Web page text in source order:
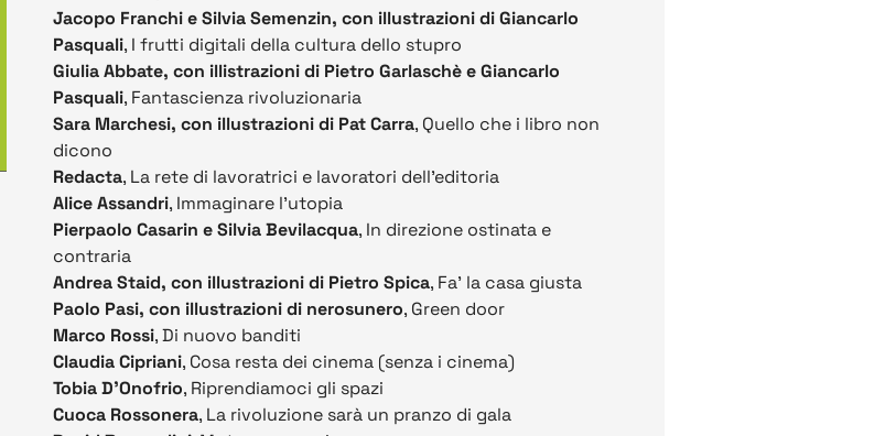
Jacopo Franchi e Silvia Semenzin, con illustrazioni di Giancarlo
Pasquali, I frutti digitali della cultura dello stupro
Giulia Abbate, con illistrazioni di Pietro Garlaschè e Giancarlo
Pasquali, Fantascienza rivoluzionaria
Sara Marchesi, con illustrazioni di Pat Carra, Quello che i libro non
dicono
Redacta, La rete di lavoratrici e lavoratori dell'editoria
Alice Assandri, Immaginare l'utopia
Pierpaolo Casarin e Silvia Bevilacqua, In direzione ostinata e
contraria
Andrea Staid, con illustrazioni di Pietro Spica, Fa' la casa giusta
Paolo Pasi, con illustrazioni di nerosunero, Green door
Marco Rossi, Di nuovo banditi
Claudia Cipriani, Cosa resta dei cinema (senza i cinema)
Tobia D'Onofrio, Riprendiamoci gli spazi
Cuoca Rossonera, La rivoluzione sarà un pranzo di gala